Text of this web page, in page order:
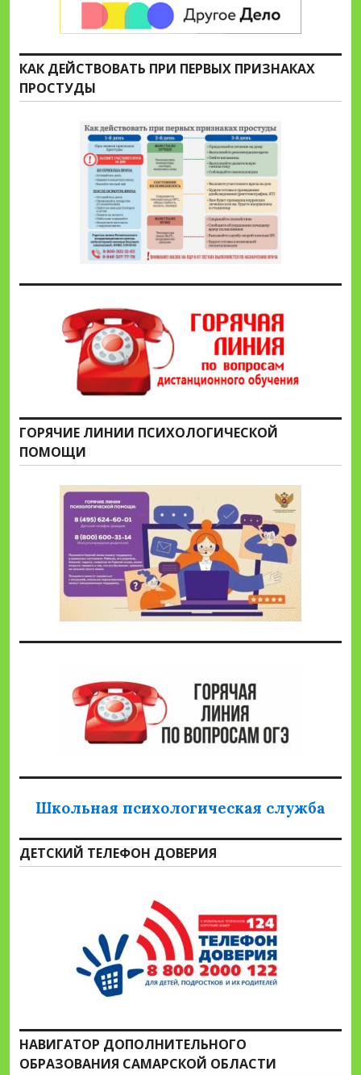
КАК ДЕЙСТВОВАТЬ ПРИ ПЕРВЫХ ПРИЗНАКАХ
ПРОСТУДЫ
ГОРЯЧИЕ ЛИНИИ ПСИХОЛОГИЧЕСКОЙ
ПОМОЩИ
Школьная психологическая служба
ДЕТСКИЙ ТЕЛЕФОН ДОВЕРИЯ
НАВИГАТОР ДОПОЛНИТЕЛЬНОГО
ОБРАЗОВАНИЯ САМАРСКОЙ ОБЛАСТИ